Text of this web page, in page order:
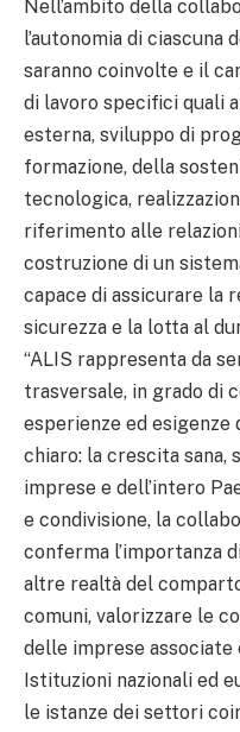
Nell’ambito della
l’autonomia di
saranno coinvolte e il
di lavoro specifici quali
esterna, sviluppo di
formazione, della
tecnologica,
riferimento alle
costruzione di un
capace di assicurare la
sicurezza e la lotta al
“ALIS rappresenta da
trasversale, in grado di
esperienze ed esigenze
chiaro: la crescita
imprese e dell’intero
e condivisione, la
conferma l’importanza
altre realtà del
comuni, valorizzare le
delle imprese associate
Istituzioni nazionali ed
le istanze dei settori